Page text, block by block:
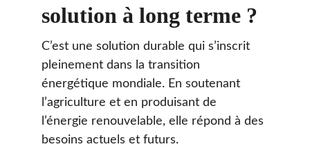
solution à long terme ?
C’est une solution durable qui s’inscrit
pleinement dans la transition
énergétique mondiale. En soutenant
l’agriculture et en produisant de
l’énergie renouvelable, elle répond à des
besoins actuels et futurs.